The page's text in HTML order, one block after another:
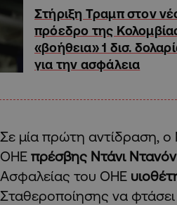
Στήριξη Τραμπ στον
πρόεδρο της Κολομβίας
«βοήθεια» 1 δισ.
για την ασφάλεια
Σε μία πρώτη αντίδραση,
ΟΗΕ πρέσβης Ντάνι Ντανόν
Ασφαλείας του ΟΗΕ
Σταθεροποίησης να φτάσει